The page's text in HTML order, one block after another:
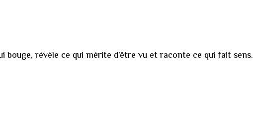
bouge, révèle ce qui mérite d’être vu et raconte ce qui fait sens.